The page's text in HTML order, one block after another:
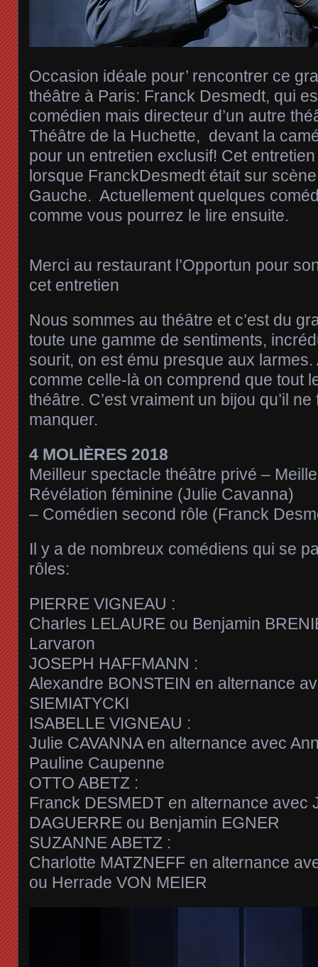
Occasion idéale pour’ rencontrer ce
théâtre à Paris: Franck Desmedt, qui
comédien mais directeur d’un autre
Théâtre de la Huchette, devant la
pour un entretien exclusif! Cet
lorsque FranckDesmedt était sur
Gauche. Actuellement quelques
comme vous pourrez le lire ensuite.
Merci au restaurant l’Opportun pour
cet entretien
Nous sommes au théâtre et c’est du
toute une gamme de sentiments,
sourit, on est ému presque aux
comme celle-là on comprend que tout
théâtre. C’est vraiment un bijou qu’il
manquer.
4 MOLIÈRES 2018
Meilleur spectacle théâtre privé –
Révélation féminine (Julie Cavanna)
– Comédien second rôle (Franck
Il y a de nombreux comédiens qui se
rôles:
PIERRE VIGNEAU :
Charles LELAURE ou Benjamin
Larvaron
JOSEPH HAFFMANN :
Alexandre BONSTEIN en alternance
SIEMIATYCKI
ISABELLE VIGNEAU :
Julie CAVANNA en alternance avec
Pauline Caupenne
OTTO ABETZ :
Franck DESMEDT en alternance avec
DAGUERRE ou Benjamin EGNER
SUZANNE ABETZ :
Charlotte MATZNEFF en alternance
ou Herrade VON MEIER